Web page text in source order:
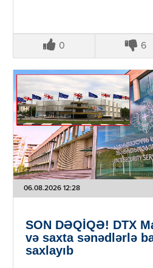
0 6
06.08.2026 12:28
SON DƏQİQƏ! DTX
və saxta sənədlərlə
saxlayıb